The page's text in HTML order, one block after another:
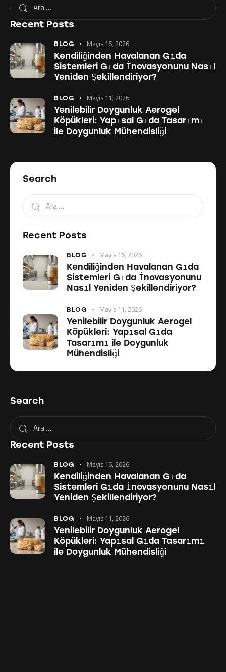
Recent Posts
BLOG Mayıs 16, 2026
Kendiliğinden Havalanan Gıda
Sistemleri Gıda İnovasyonunu Nasıl
Yeniden Şekillendiriyor?
BLOG Mayıs 11, 2026
Yenilebilir Doygunluk Aerogel
Köpükleri: Yapısal Gıda Tasarımı
ile Doygunluk Mühendisliği
Search
Recent Posts
BLOG Mayıs 16, 2026
Kendiliğinden Havalanan Gıda
Sistemleri Gıda İnovasyonunu
Nasıl Yeniden Şekillendiriyor?
BLOG Mayıs 11, 2026
Yenilebilir Doygunluk Aerogel
Köpükleri: Yapısal Gıda
Tasarımı ile Doygunluk
Mühendisliği
Search
Recent Posts
BLOG Mayıs 16, 2026
Kendiliğinden Havalanan Gıda
Sistemleri Gıda İnovasyonunu Nasıl
Yeniden Şekillendiriyor?
BLOG Mayıs 11, 2026
Yenilebilir Doygunluk Aerogel
Köpükleri: Yapısal Gıda Tasarımı
ile Doygunluk Mühendisliği